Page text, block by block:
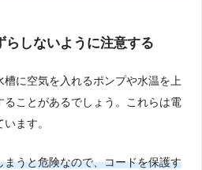
らしないように注意する
に空気を入れるポンプや水温を上
ことがあるでしょう。これらは電
ます。
うと危険なので、コードを保護す